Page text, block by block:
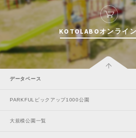
KOTOLABOオンライ
データベース
PARKFULピックアップ1000公園
大規模公園一覧